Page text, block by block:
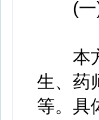
(一)
本方
生、药
等。具